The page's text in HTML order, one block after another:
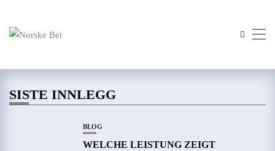
SISTE INNLEGG
BLOG
WELCHE LEISTUNG ZEIGT